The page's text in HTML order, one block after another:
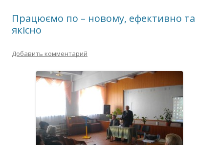
Працюємо по – новому, ефективно та
якісно
Добавить комментарий